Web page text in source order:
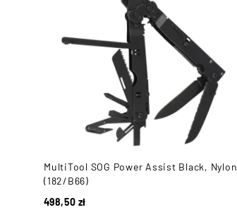
MultiTool SOG Power Assist Black, Nylon
(182/B66)
498,50 zł